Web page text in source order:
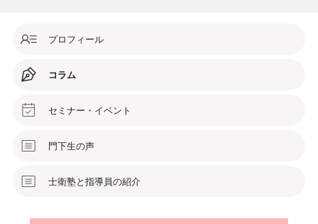
プロフィール
コラム
セミナー・イベント
門下生の声
士衛塾と指導員の紹介